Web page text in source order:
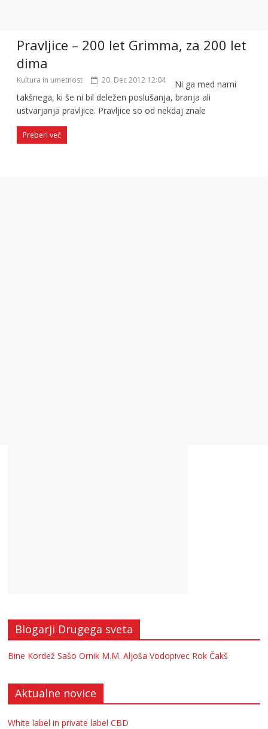
Pravljice – 200 let Grimma, za 200 let
dima
Kultura in umetnost 20. Dec 2012 12:04
Ni ga med nami
takšnega, ki še ni bil deležen poslušanja, branja ali
ustvarjanja pravljice. Pravljice so od nekdaj znale
Preberi več
Blogarji Drugega sveta
Bine Kordež Sašo Ornik M.M. Aljoša Vodopivec Rok Čakš
Aktualne novice
White label in private label CBD